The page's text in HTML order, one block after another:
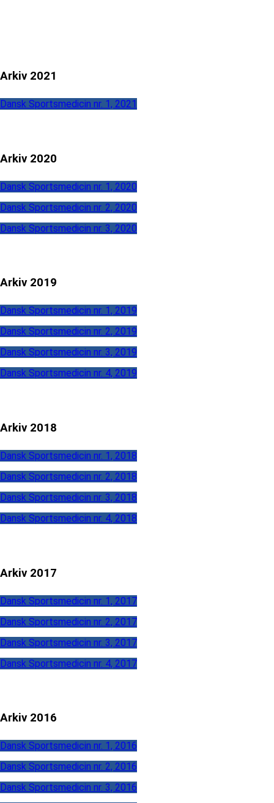
Arkiv 2021
Dansk Sportsmedicin nr. 1, 2021
Arkiv 2020
Dansk Sportsmedicin nr. 1, 2020
Dansk Sportsmedicin nr. 2, 2020
Dansk Sportsmedicin nr. 3, 2020
Arkiv 2019
Dansk Sportsmedicin nr. 1, 2019
Dansk Sportsmedicin nr. 2, 2019
Dansk Sportsmedicin nr. 3, 2019
Dansk Sportsmedicin nr. 4, 2019
Arkiv 2018
Dansk Sportsmedicin nr. 1, 2018
Dansk Sportsmedicin nr. 2, 2018
Dansk Sportsmedicin nr. 3, 2018
Dansk Sportsmedicin nr. 4, 2018
Arkiv 2017
Dansk Sportsmedicin nr. 1, 2017
Dansk Sportsmedicin nr. 2, 2017
Dansk Sportsmedicin nr. 3, 2017
Dansk Sportsmedicin nr. 4, 2017
Arkiv 2016
Dansk Sportsmedicin nr. 1, 2016
Dansk Sportsmedicin nr. 2, 2016
Dansk Sportsmedicin nr. 3, 2016